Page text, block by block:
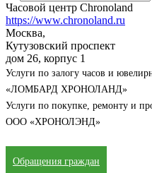
Часовой центр Chronoland
https://www.chronoland.ru
Москва,
Кутузовский проспект
дом 26, корпус 1
Услуги по залогу часов и
«ЛОМБАРД ХРОНОЛАНД»
Услуги по покупке, ремонту и
ООО «ХРОНОЛЭНД»
Обращения граждан